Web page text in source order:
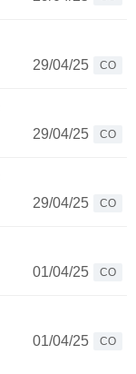
29/04/25
CO
29/04/25
CO
29/04/25
CO
01/04/25
CO
01/04/25
CO